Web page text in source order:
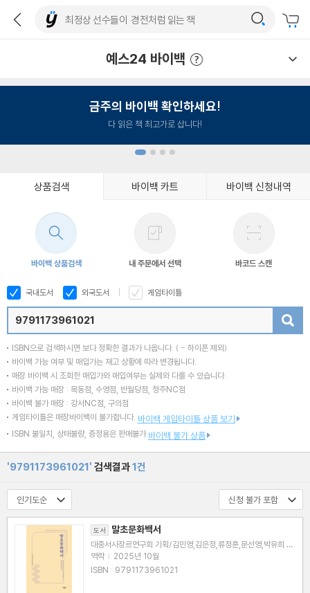
예스24 바이백
금주의 바이백 확인하세요!
다 읽은 책 최고가로 삽니다!
상품검색 바이백 카트 바이백 신청내역
바이백 상품검색 내 주문에서 선택 바코드 스캔
국내도서 외국도서 게임타이틀
ISBN으로 검색하시면 보다 정확한 결과가 나옵니다. ( - 하이픈 제외)
바이백 가능 여부 및 매입가는 재고 상황에 따라 변경됩니다.
매장 바이백 시 조회한 매입가와 매입여부는 실제와 다를 수 있습니다.
바이백 가능 매장 : 목동점, 수영점, 반월당점, 청주NC점
바이백 불가 매장 : 강서NC점, 구의점
게임타이틀은 매장바이백이 불가합니다. 바이백 게임타이틀 상품 보기
ISBN 불일치, 상태불량, 증정용은 판매불가 바이백 불가 상품
'9791173961021' 검색결과1건
도서 말초문화백서
대중서사장르연구회 기획/김민영,김은정,류정훈,문선영,박유희 등
저
역락 | 2025년 10월
ISBN : 9791173961021